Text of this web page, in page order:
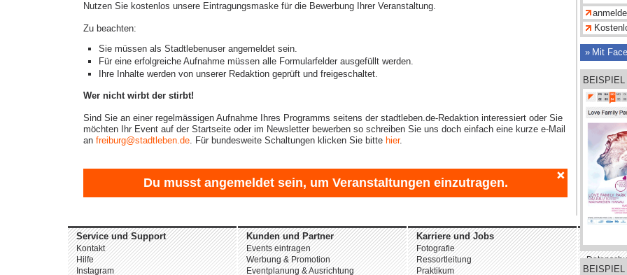
Nutzen Sie kostenlos unsere Eintragungsmaske für die Bewerbung Ihrer Veranstaltung.
Zu beachten:
Sie müssen als Stadtlebenuser angemeldet sein.
Für eine erfolgreiche Aufnahme müssen alle Formularfelder ausgefüllt werden.
Ihre Inhalte werden von unserer Redaktion geprüft und freigeschaltet.
Wer nicht wirbt der stirbt!
Sind Sie an einer regelmässigen Aufnahme Ihres Programms seitens der stadtleben.de-Redaktion interessiert oder Sie
möchten Ihr Event auf der Startseite oder im Newsletter bewerben so schreiben Sie uns doch einfach eine kurze e-Mail
an freiburg@stadtleben.de. Für bundesweite Schaltungen klicken Sie bitte hier.
Du musst angemeldet sein, um Veranstaltungen einzutragen.
Mit
BEISPIEL
Service und Support
Kontakt
Hilfe
Instagram
Kunden und Partner
Events eintragen
Werbung & Promotion
Eventplanung & Ausrichtung
Karriere und Jobs
Fotografie
Ressortleitung
Praktikum
AGB